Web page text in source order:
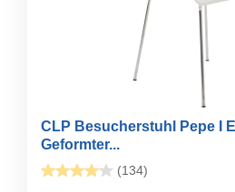
CLP Besucherstuhl Pepe I
Geformter...
(134)